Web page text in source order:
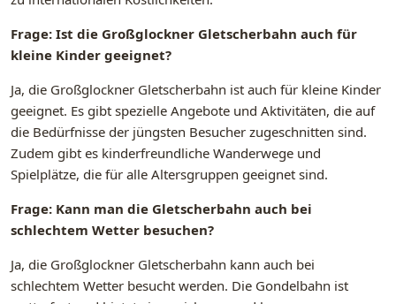
Frage: Ist die Großglockner Gletscherbahn auch für
kleine Kinder geeignet?
Ja, die Großglockner Gletscherbahn ist auch für kleine Kinder
geeignet. Es gibt spezielle Angebote und Aktivitäten, die auf
die Bedürfnisse der jüngsten Besucher zugeschnitten sind.
Zudem gibt es kinderfreundliche Wanderwege und
Spielplätze, die für alle Altersgruppen geeignet sind.
Frage: Kann man die Gletscherbahn auch bei
schlechtem Wetter besuchen?
Ja, die Großglockner Gletscherbahn kann auch bei
schlechtem Wetter besucht werden. Die Gondelbahn ist